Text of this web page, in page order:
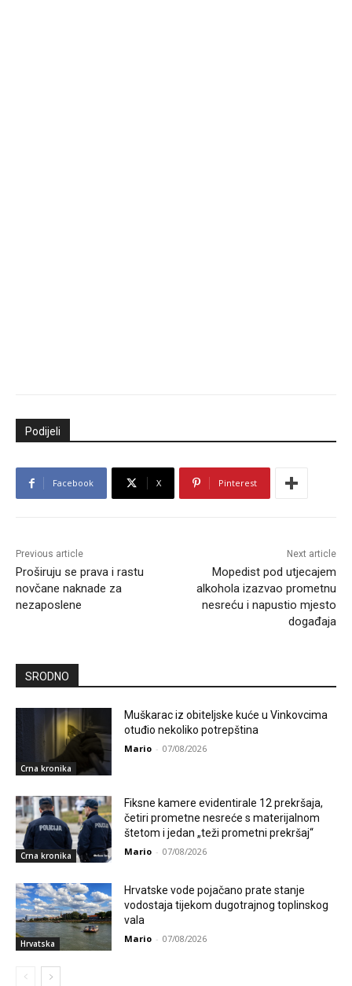
Podijeli
Facebook X Pinterest
Previous article
Proširuju se prava i rastu
novčane naknade za
nezaposlene
Next article
Mopedist pod utjecajem
alkohola izazvao prometnu
nesreću i napustio mjesto
događaja
SRODNO
Crna kronika
Muškarac iz obiteljske kuće u Vinkovcima
otuđio nekoliko potrepština
Mario - 07/08/2026
Crna kronika
Fiksne kamere evidentirale 12 prekršaja,
četiri prometne nesreće s materijalnom
štetom i jedan „teži prometni prekršaj“
Mario - 07/08/2026
Hrvatska
Hrvatske vode pojačano prate stanje
vodostaja tijekom dugotrajnog toplinskog
vala
Mario - 07/08/2026